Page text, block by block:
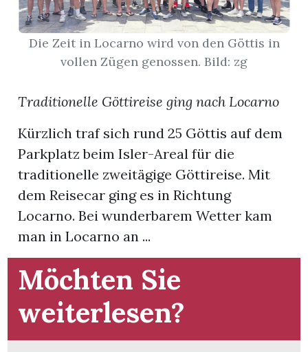
App
Die Zeit in Locarno wird von den Göttis in
vollen Zügen genossen. Bild: zg
Traditionelle Göttireise ging nach Locarno
Kürzlich traf sich rund 25 Göttis auf dem
Parkplatz beim Isler-Areal für die
traditionelle zweitägige Göttireise. Mit
dem Reisecar ging es in Richtung
Locarno. Bei wunderbarem Wetter kam
man in Locarno an ...
Möchten Sie
weiterlesen?